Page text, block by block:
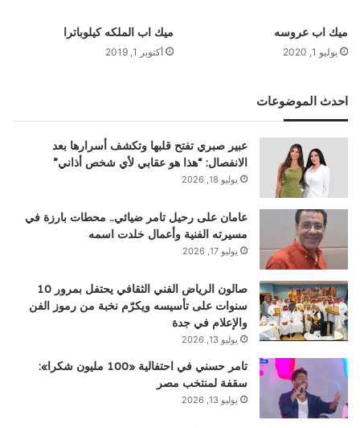
ميك اب عروسه
يوليو 1, 2020
ميك اب الملكه كيلوباترا
أكتوبر 1, 2019
احدث الموضوعات
عبير صبري تفتح قلبها وتكشف أسرارها بعد
الانفصال: “هذا هو عقابي لأي شخص أذاني”
يوليو 18, 2026
عامان على رحيل تامر ضيائي.. محطات بارزة في
مسيرته الفنية وأعمال خلدت اسمه
يوليو 17, 2026
صالون الرياض الفني الثقافي يحتفل بمرور 10
سنوات على تأسيسه ويكرّم نخبة من رموز الفن
والإعلام في جدة
يوليو 13, 2026
تامر حسني في احتفالية «100 مليون شكرا»:
سقفة لمنتخب مصر
يوليو 13, 2026